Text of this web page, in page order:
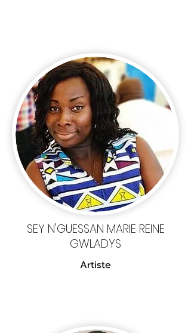
SEY N'GUESSAN MARIE REINE
GWLADYS
Artiste